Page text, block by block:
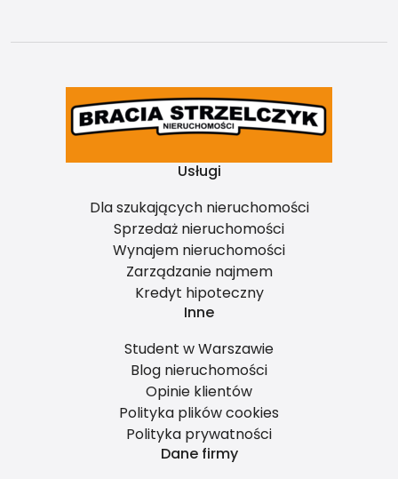
Usługi
Dla szukających nieruchomości
Sprzedaż nieruchomości
Wynajem nieruchomości
Zarządzanie najmem
Kredyt hipoteczny
Inne
Student w Warszawie
Blog nieruchomości
Opinie klientów
Polityka plików cookies
Polityka prywatności
Dane firmy